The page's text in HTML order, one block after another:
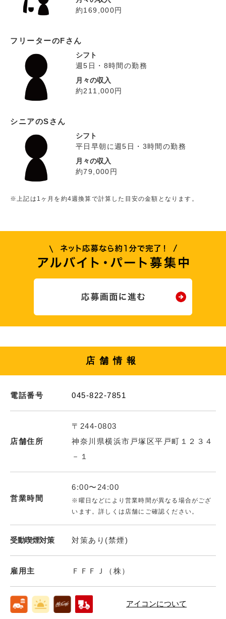
約169,000円
フリーターのFさん
シフト
週5日・8時間の勤務
月々の収入
約211,000円
シニアのSさん
シフト
平日早朝に週5日・3時間の勤務
月々の収入
約79,000円
※上記は1ヶ月を約4週換算で計算した目安の金額となります。
店舗情報
電話番号 045-822-7851
店舗住所
〒244-0803
神奈川県横浜市戸塚区平戸町１２３４
－１
営業時間
6:00〜24:00
※曜日などにより営業時間が異なる場合がござ
います。詳しくは店舗にご確認ください。
受動喫煙対策 対策あり(禁煙)
雇用主 ＦＦＦＪ（株）
アイコンについて